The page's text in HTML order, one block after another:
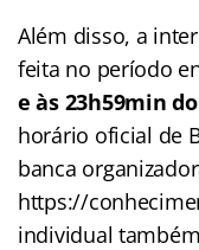
Além disso, a
feita no período
e às 23h59min
horário oficial de
banca
https://
individual